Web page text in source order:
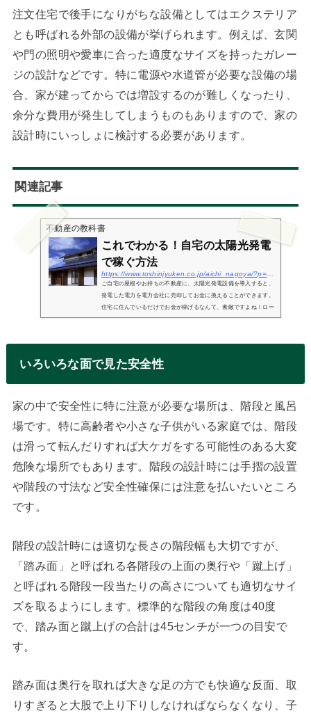
注文住宅で後手になりがちな設備としてはエクステリア
とも呼ばれる外部の設備が挙げられます。例えば、玄関
や門の照明や愛車に合った適度なサイズを持ったガレー
ジの設計などです。特に電源や水道管が必要な設備の場
合、家が建ってからでは増設するのが難しくなったり、
余分な費用が発生してしまうものもありますので、家の
設計時にいっしょに検討する必要があります。
関連記事
不動産の教科書
これでわかる！自宅の太陽光発電
で稼ぐ方法
https://www.toshinjyuken.co.jp/aichi_nagoya/?p=532
ご自宅の屋根やお持ちの不動産に、太陽光発電設備を導入すると、
発電した電力を電力会社に売却してお金に換えることができます。
住宅に住んでいるだけでお金が稼げるなんて、素敵ですよね！ロー
ンの返済の足しになるかもしれません。稼げるといってもどの程度
いろいろな面で見た安全性
家の中で安全性に特に注意が必要な場所は、階段と風呂
場です。特に高齢者や小さな子供がいる家庭では、階段
は滑って転んだりすれば大ケガをする可能性のある大変
危険な場所でもあります。階段の設計時には手摺の設置
や階段の寸法など安全性確保には注意を払いたいところ
です。
階段の設計時には適切な長さの階段幅も大切ですが、
「踏み面」と呼ばれる各階段の上面の奥行や「蹴上げ」
と呼ばれる階段一段当たりの高さについても適切なサイ
ズを取るようにします。標準的な階段の角度は40度
で、踏み面と蹴上げの合計は45センチが一つの目安で
す。
踏み面は奥行を取れば大きな足の方でも快適な反面、取
りすぎると大股で上り下りしなければならなくなり、子